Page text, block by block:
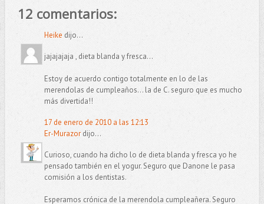
12 comentarios:
Heike dijo...
jajajajaja , dieta blanda y fresca...
Estoy de acuerdo contigo totalmente en lo de las
merendolas de cumpleaños... la de C. seguro que es mucho
más divertida!!
17 de enero de 2010 a las 12:13
Er-Murazordijo...
Curioso, cuando ha dicho lo de dieta blanda y fresca yo he
pensado también en el yogur. Seguro que Danone le pasa
comisión a los dentistas.
Esperamos crónica de la merendola cumpleañera. Seguro